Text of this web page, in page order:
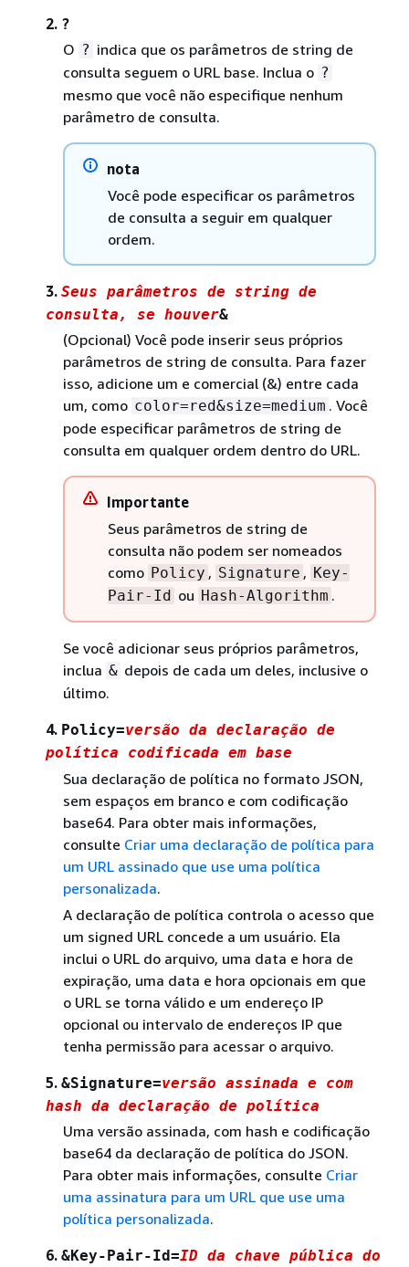
2. ?
O ? indica que os parâmetros de string de
consulta seguem o URL base. Inclua o ?
mesmo que você não especifique nenhum
parâmetro de consulta.
nota
Você pode especificar os parâmetros
de consulta a seguir em qualquer
ordem.
3. Seus parâmetros de string de
consulta, se houver&
(Opcional) Você pode inserir seus próprios
parâmetros de string de consulta. Para fazer
isso, adicione um e comercial (&) entre cada
um, como color=red&size=medium . Você
pode especificar parâmetros de string de
consulta em qualquer ordem dentro do URL.
Importante
Seus parâmetros de string de
consulta não podem ser nomeados
como Policy , Signature , Key-
Pair-Id ou Hash-Algorithm .
Se você adicionar seus próprios parâmetros,
inclua & depois de cada um deles, inclusive o
último.
4. Policy=versão da declaração de
política codificada em base
Sua declaração de política no formato JSON,
sem espaços em branco e com codificação
base64. Para obter mais informações,
consulte Criar uma declaração de política para
um URL assinado que use uma política
personalizada.
A declaração de política controla o acesso que
um signed URL concede a um usuário. Ela
inclui o URL do arquivo, uma data e hora de
expiração, uma data e hora opcionais em que
o URL se torna válido e um endereço IP
opcional ou intervalo de endereços IP que
tenha permissão para acessar o arquivo.
5. &Signature=versão assinada e com
hash da declaração de política
Uma versão assinada, com hash e codificação
base64 da declaração de política do JSON.
Para obter mais informações, consulte Criar
uma assinatura para um URL que use uma
política personalizada.
6. &Key-Pair-Id=ID da chave pública do